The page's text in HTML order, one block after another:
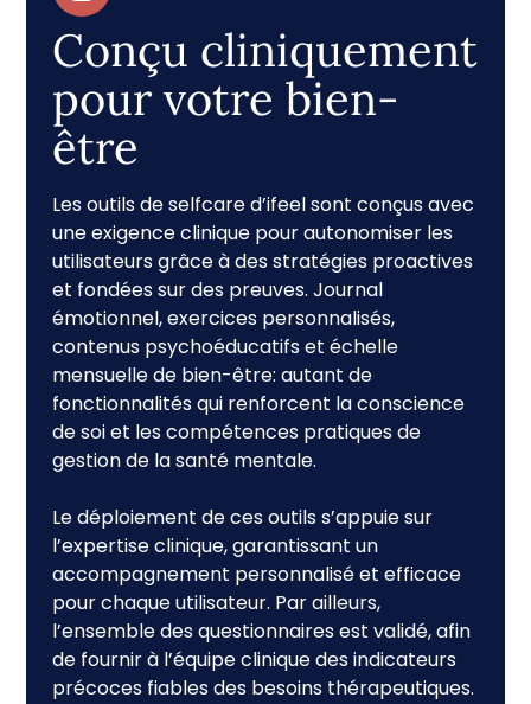
Conçu cliniquement
pour votre bien-
être
Les outils de selfcare d’ifeel sont conçus avec
une exigence clinique pour autonomiser les
utilisateurs grâce à des stratégies proactives
et fondées sur des preuves. Journal
émotionnel, exercices personnalisés,
contenus psychoéducatifs et échelle
mensuelle de bien-être: autant de
fonctionnalités qui renforcent la conscience
de soi et les compétences pratiques de
gestion de la santé mentale.
Le déploiement de ces outils s’appuie sur
l’expertise clinique, garantissant un
accompagnement personnalisé et efficace
pour chaque utilisateur. Par ailleurs,
l’ensemble des questionnaires est validé, afin
de fournir à l’équipe clinique des indicateurs
précoces fiables des besoins thérapeutiques.